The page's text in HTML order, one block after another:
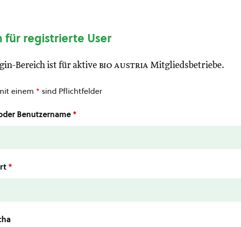
für registrierte User
Bereich ist für aktive bio austria Mitgliedsbetriebe.
einem * sind Pflichtfelder
Benutzername *
*